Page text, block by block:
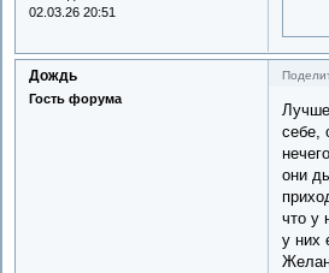
02.03.26 20:51
Дождь
Гость форума
себе,
они
что у
у них